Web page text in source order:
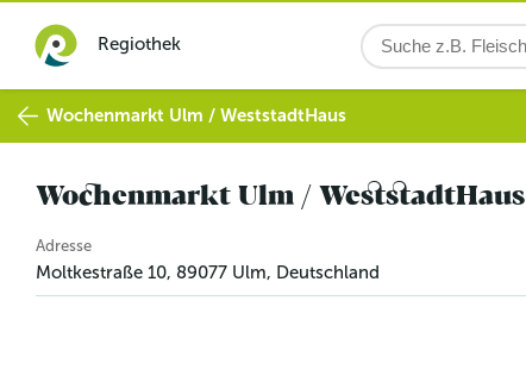
Regiothek
Wochenmarkt Ulm / WeststadtHaus
Wochenmarkt Ulm / WeststadtHaus
Adresse
Moltkestraße 10, 89077 Ulm, Deutschland